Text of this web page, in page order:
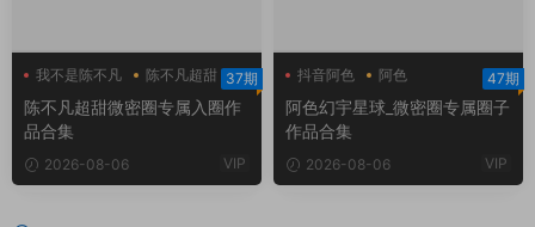
我不是陈不凡
陈不凡超甜
陈不凡超甜微密圈
37期
陈不凡超甜微密圈专属入圈作
品合集
2026-08-06 VIP
抖音阿色
阿色
阿色幻宇星球
47期
阿色幻宇星球_微密圈专属圈子
作品合集
2026-08-06 VIP